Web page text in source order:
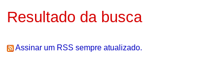
Resultado da busca
Assinar um RSS sempre atualizado.